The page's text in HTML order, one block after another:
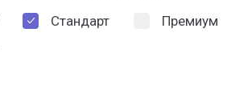
Стандарт
Премиум